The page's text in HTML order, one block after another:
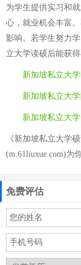
为学生提供实习和
心，就业机会丰富
影响。若学生努力
立大学读硕后能获
新加坡私立大
新加坡私立大
新加坡私立大
《新加坡私立大学
(m.61liuxue.com)为
免费评估